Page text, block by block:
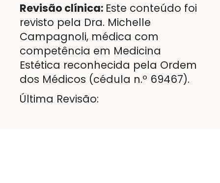
Revisão clínica: Este conteúdo foi
revisto pela Dra. Michelle
Campagnoli, médica com
competência em Medicina
Estética reconhecida pela Ordem
dos Médicos (cédula n.º 69467).
Última Revisão: